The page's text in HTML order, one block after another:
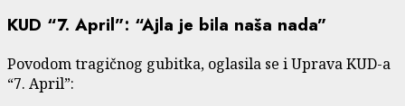
KUD “7. April”: “Ajla je bila naša nada”
Povodom tragičnog gubitka, oglasila se i Uprava KUD-a
“7. April”: